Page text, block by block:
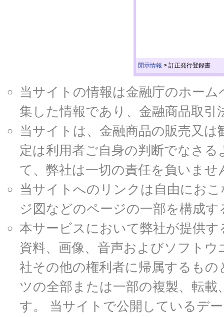
開示情報 > 訂正発行登録書
当サイトの情報は金融庁のホー
集した情報であり、金融商品取
当サイトは、金融商品の販売又
定は利用者ご自身の判断でなさ
て、弊社は一切の責任を負いませ
当サイトへのリンクは自由にお
ジ図などのページの一部を構成
本サービスにおいて弊社が提供
資料、画像、音声およびソフト
社その他の権利者に帰属するも
ツの全部または一部の複製、転
す。 当サイトで公開しているデ